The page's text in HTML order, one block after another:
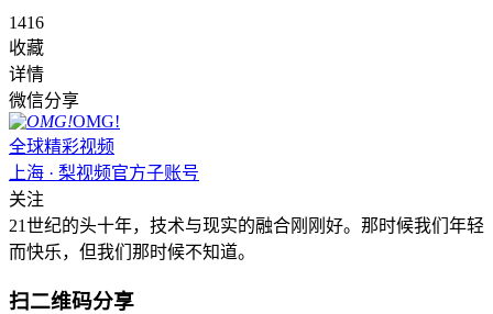
1416
收藏
详情
微信分享
OMG!
全球精彩视频
上海 · 梨视频官方子账号
关注
21世纪的头十年，技术与现实的融合刚刚好。那时候我们年轻
而快乐，但我们那时候不知道。
扫二维码分享